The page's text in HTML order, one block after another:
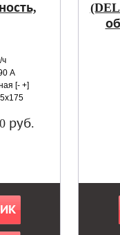
ч
А
[- +]
руб.